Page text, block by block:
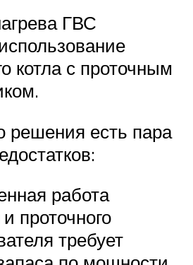
ГВС
котла с проточным
решения есть пара
работа
проточного
требует